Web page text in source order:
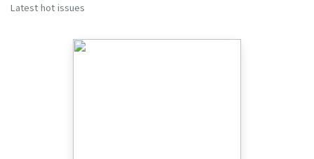
Latest hot issues